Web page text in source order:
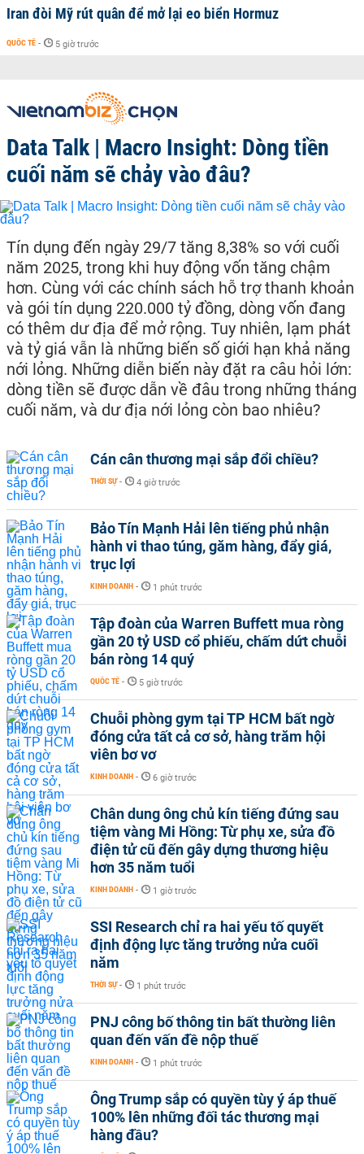
Iran đòi Mỹ rút quân để mở lại eo biển Hormuz
QUỐC TẾ - 5 giờ trước
Data Talk | Macro Insight: Dòng tiền
cuối năm sẽ chảy vào đâu?
Tín dụng đến ngày 29/7 tăng 8,38% so với cuối
năm 2025, trong khi huy động vốn tăng chậm
hơn. Cùng với các chính sách hỗ trợ thanh khoản
và gói tín dụng 220.000 tỷ đồng, dòng vốn đang
có thêm dư địa để mở rộng. Tuy nhiên, lạm phát
và tỷ giá vẫn là những biến số giới hạn khả năng
nới lỏng. Những diễn biến này đặt ra câu hỏi lớn:
dòng tiền sẽ được dẫn về đâu trong những tháng
cuối năm, và dư địa nới lỏng còn bao nhiêu?
Cán cân thương mại sắp đổi chiều?
THỜI SỰ - 4 giờ trước
Bảo Tín Mạnh Hải lên tiếng phủ nhận
hành vi thao túng, găm hàng, đẩy giá,
trục lợi
KINH DOANH - 1 phút trước
Tập đoàn của Warren Buffett mua ròng
gần 20 tỷ USD cổ phiếu, chấm dứt chuỗi
bán ròng 14 quý
QUỐC TẾ - 5 giờ trước
Chuỗi phòng gym tại TP HCM bất ngờ
đóng cửa tất cả cơ sở, hàng trăm hội
viên bơ vơ
KINH DOANH - 6 giờ trước
Chân dung ông chủ kín tiếng đứng sau
tiệm vàng Mi Hồng: Từ phụ xe, sửa đồ
điện tử cũ đến gây dựng thương hiệu
hơn 35 năm tuổi
KINH DOANH - 1 giờ trước
SSI Research chỉ ra hai yếu tố quyết
định động lực tăng trưởng nửa cuối
năm
THỜI SỰ - 1 phút trước
PNJ công bố thông tin bất thường liên
quan đến vấn đề nộp thuế
KINH DOANH - 1 phút trước
Ông Trump sắp có quyền tùy ý áp thuế
100% lên những đối tác thương mại
hàng đầu?